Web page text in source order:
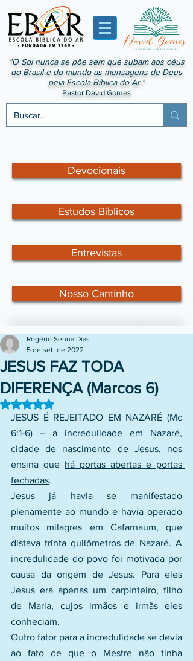
"O Sol nunca se põe sem que subam aos céus
do Brasil e do mundo as mensagens de Deus
pela Escola Bíblica do Ar."
Pastor David Gomes
Devocionais
Estudos Bíblicos
Entrevistas
Nosso Cantinho
JESUS FAZ TODA
DIFERENÇA (Marcos 6)
Rogério Senna Dias
5 de set. de 2022
Avaliado com NaN de 5 estrelas.
JESUS É REJEITADO EM NAZARÉ (Mc
6:1-6) – a incredulidade em Nazaré,
cidade de nascimento de Jesus, nos
ensina que há portas abertas e portas
fechadas.
Jesus já havia se manifestado
plenamente ao mundo e havia operado
muitos milagres em Cafarnaum, que
distava trinta quilômetros de Nazaré. A
incredulidade do povo foi motivada por
causa da origem de Jesus. Para eles
Jesus era apenas um carpinteiro, filho
de Maria, cujos irmãos e irmãs eles
conheciam.
Outro fator para a incredulidade se devia
ao fato de que o Mestre não tinha